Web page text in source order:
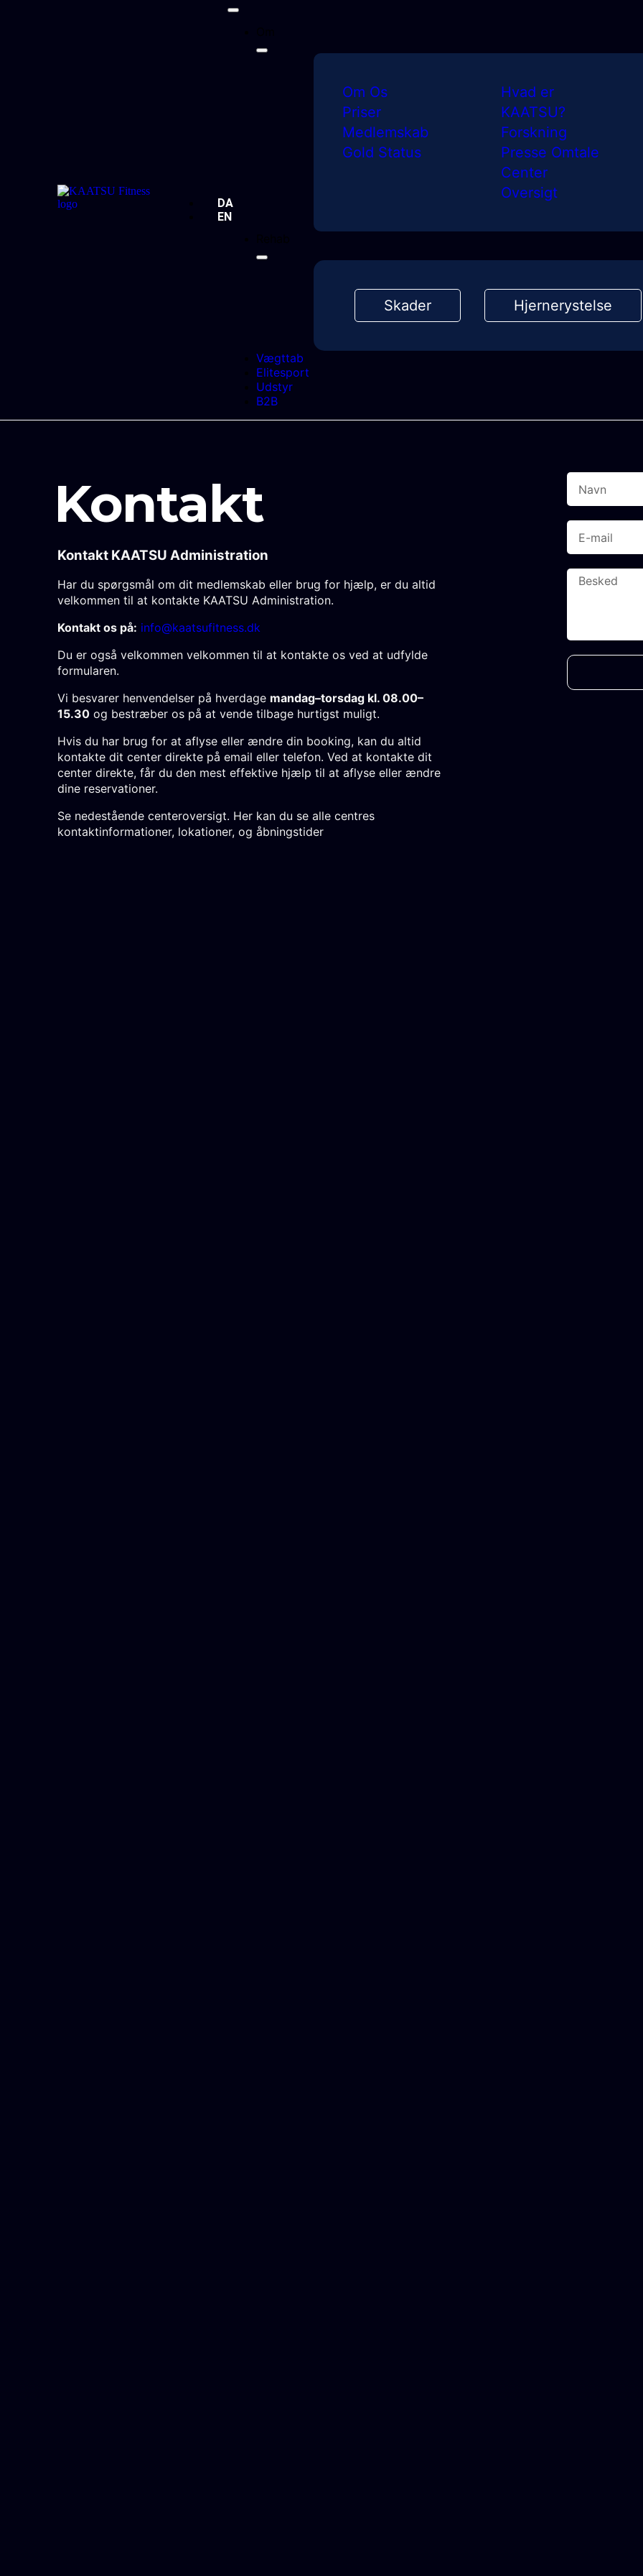
DA
EN
Om Os
Priser
Medlemskab
Gold Status
Hvad er
KAATSU?
Forskning
Presse Omtale
Center
Oversigt
Skader Hjernerystelse
Vægttab
Elitesport
Udstyr
B2B
Kontakt
Kontakt KAATSU Administration
Har du spørgsmål om dit medlemskab eller brug for hjælp, er du altid
velkommen til at kontakte KAATSU Administration.
Kontakt os på: info@kaatsufitness.dk
Du er også velkommen velkommen til at kontakte os ved at udfylde
formularen.
Vi besvarer henvendelser på hverdage mandag–torsdag kl. 08.00–
15.30 og bestræber os på at vende tilbage hurtigst muligt.
Hvis du har brug for at aflyse eller ændre din booking, kan du altid
kontakte dit center direkte på email eller telefon. Ved at kontakte dit
center direkte, får du den mest effektive hjælp til at aflyse eller ændre
dine reservationer.
Se nedestående centeroversigt. Her kan du se alle centres
kontaktinformationer, lokationer, og åbningstider